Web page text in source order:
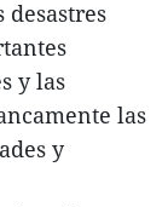
y las
las
y